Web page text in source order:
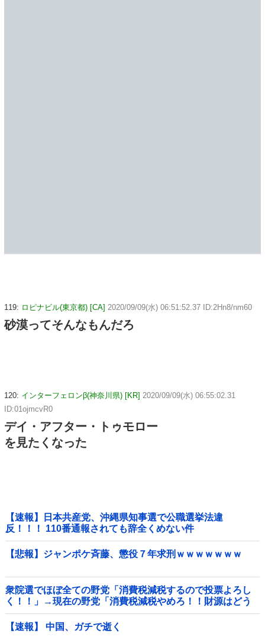
119: ロピナビル(東京都) [CA] 2020/09/09(水) 06:51:52.37 ID:2Hn8/nm60
砂漠ってそんなもんだろ
120: インターフェロンβ(神奈川県) [KR] 2020/09/09(水) 06:55:02.31
ID:01ojmcvR0
デイ・アフター・トゥモロー
を見たくなった
【速報】日本共産党、沖縄県知事選で公職選挙法違
反！！！ 110番通報されても辞全くめない件
【悲報】ジャンポケ斉藤、懲役７年求刑ｗｗｗｗｗｗｗ
衆院選でほぼ全ての野党「消費税減税するので投票よろし
く！！」→現在の野党「消費税減税やめろ！！財源はどう
するんだ！！」他
【速報】 中国、ガチで逝く